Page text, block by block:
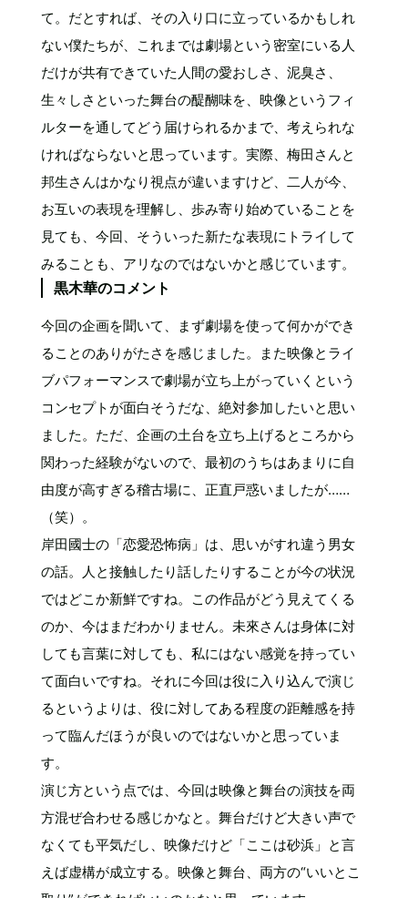
て。だとすれば、その入り口に立っているかもしれ
ない僕たちが、これまでは劇場という密室にいる人
だけが共有できていた人間の愛おしさ、泥臭さ、
生々しさといった舞台の醍醐味を、映像というフィ
ルターを通してどう届けられるかまで、考えられな
ければならないと思っています。実際、梅田さんと
邦生さんはかなり視点が違いますけど、二人が今、
お互いの表現を理解し、歩み寄り始めていることを
見ても、今回、そういった新たな表現にトライして
みることも、アリなのではないかと感じています。
黒木華のコメント
今回の企画を聞いて、まず劇場を使って何かができ
ることのありがたさを感じました。また映像とライ
ブパフォーマンスで劇場が立ち上がっていくという
コンセプトが面白そうだな、絶対参加したいと思い
ました。ただ、企画の土台を立ち上げるところから
関わった経験がないので、最初のうちはあまりに自
由度が高すぎる稽古場に、正直戸惑いましたが……
（笑）。
岸田國士の「恋愛恐怖病」は、思いがすれ違う男女
の話。人と接触したり話したりすることが今の状況
ではどこか新鮮ですね。この作品がどう見えてくる
のか、今はまだわかりません。未來さんは身体に対
しても言葉に対しても、私にはない感覚を持ってい
て面白いですね。それに今回は役に入り込んで演じ
るというよりは、役に対してある程度の距離感を持
って臨んだほうが良いのではないかと思っていま
す。
演じ方という点では、今回は映像と舞台の演技を両
方混ぜ合わせる感じかなと。舞台だけど大きい声で
なくても平気だし、映像だけど「ここは砂浜」と言
えば虚構が成立する。映像と舞台、両方の“いいとこ